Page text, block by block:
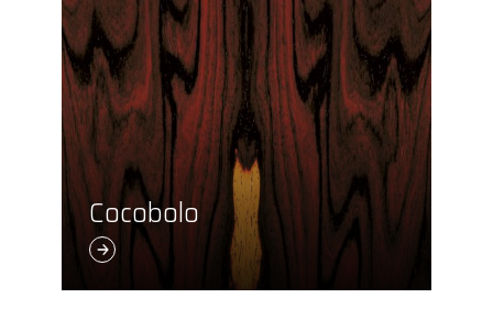
Cocobolo